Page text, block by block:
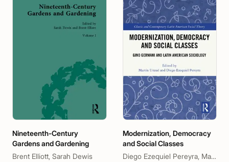
Nineteenth-Century
Gardens and Gardening
Brent Elliott, Sarah Dewis
Modernization, Democracy
and Social Classes
Diego Ezequiel Pereyra, Martín Unzué